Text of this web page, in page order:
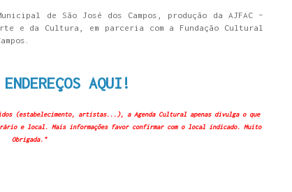
de São José dos Campos, produção da AJFAC –
e da Cultura, em parceria com a Fundação Cultural
AQUI!
(estabelecimento, artistas...), a Agenda Cultural apenas divulga o que
e local. Mais informações favor confirmar com o local indicado. Muito
Obrigada."